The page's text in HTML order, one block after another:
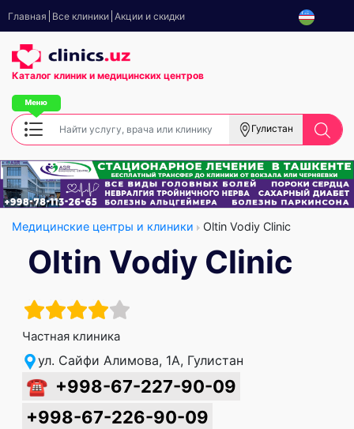
Главная Все клиники Акции и скидки
Каталог клиник и медицинских центров
Гулистан
Медицинские центры и клиники Oltin Vodiy Clinic
Oltin Vodiy Clinic
Частная клиника
ул. Сайфи Алимова, 1А, Гулистан
☎ +998-67-227-90-09
+998-67-226-90-09